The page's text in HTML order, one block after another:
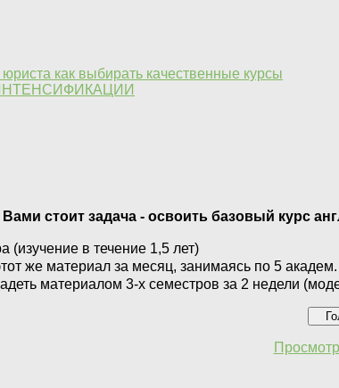
как выбирать качественные курсы
ИНТЕНСИФИКАЦИИ
стоит задача - освоить базовый курс
(изучение в течение 1,5 лет)
же материал за месяц, занимаясь по 5
материалом 3-х семестров за 2 недели